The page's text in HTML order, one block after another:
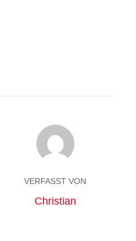
VERFASST VON
Christian